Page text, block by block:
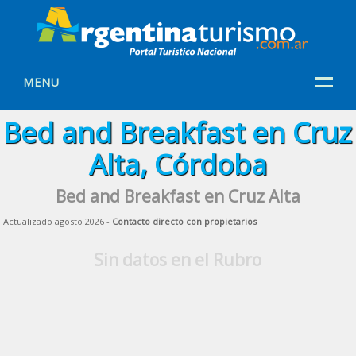
MENU
Bed and Breakfast en Cruz
Alta, Córdoba
Bed and Breakfast en Cruz Alta
Actualizado agosto 2026 - Contacto directo con propietarios
Sin datos en el Rubro